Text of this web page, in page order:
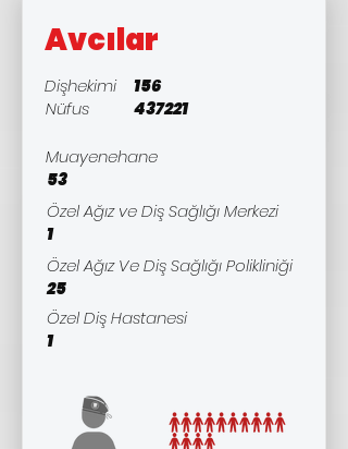
Avcılar
Dişhekimi
156
Nüfus
437221
Muayenehane
53
Özel Ağız ve Diş Sağlığı Merkezi
1
Özel Ağız Ve Diş Sağlığı Polikliniği
25
Özel Diş Hastanesi
1